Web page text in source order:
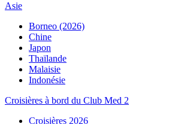
Asie
Borneo (2026)
Chine
Japon
Thaïlande
Malaisie
Indonésie
Croisières à bord du Club Med 2
Croisières 2026